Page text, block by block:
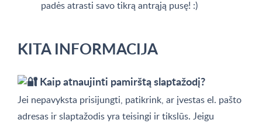
padės atrasti savo tikrą antrąją pusę! :)
KITA INFORMACIJA
Kaip atnaujinti pamirštą slaptažodį?
Jei nepavyksta prisijungti, patikrink, ar įvestas el. pašto
adresas ir slaptažodis yra teisingi ir tikslūs. Jeigu